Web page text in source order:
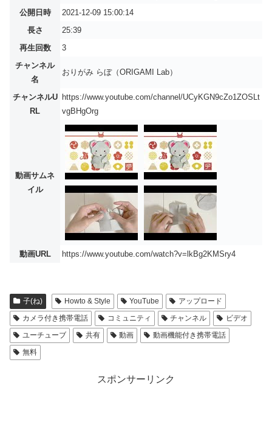
公開日時
2021-12-09 15:00:14
長さ
25:39
再生回数
3
チャンネル
名
おりがみ らぼ（ORIGAMI Lab）
チャンネルU
RL
https://www.youtube.com/channel/UCyKGN9cZo1ZOSLt
vgBHgOrg
動画サムネ
イル
動画URL https://www.youtube.com/watch?v=lkBg2KMSry4
子(ね) Howto & Style YouTube
アップロード
カメラ付き携帯電話
コミュニティ チャンネル
ビデオ
ユーチューブ
共有 動画
動画機能付き携帯電話
無料
スポンサーリンク